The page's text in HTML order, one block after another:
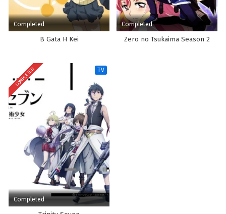
Completed
B Gata H Kei
Completed
Zero no Tsukaima Season 2
COMPLETED TV
Completed